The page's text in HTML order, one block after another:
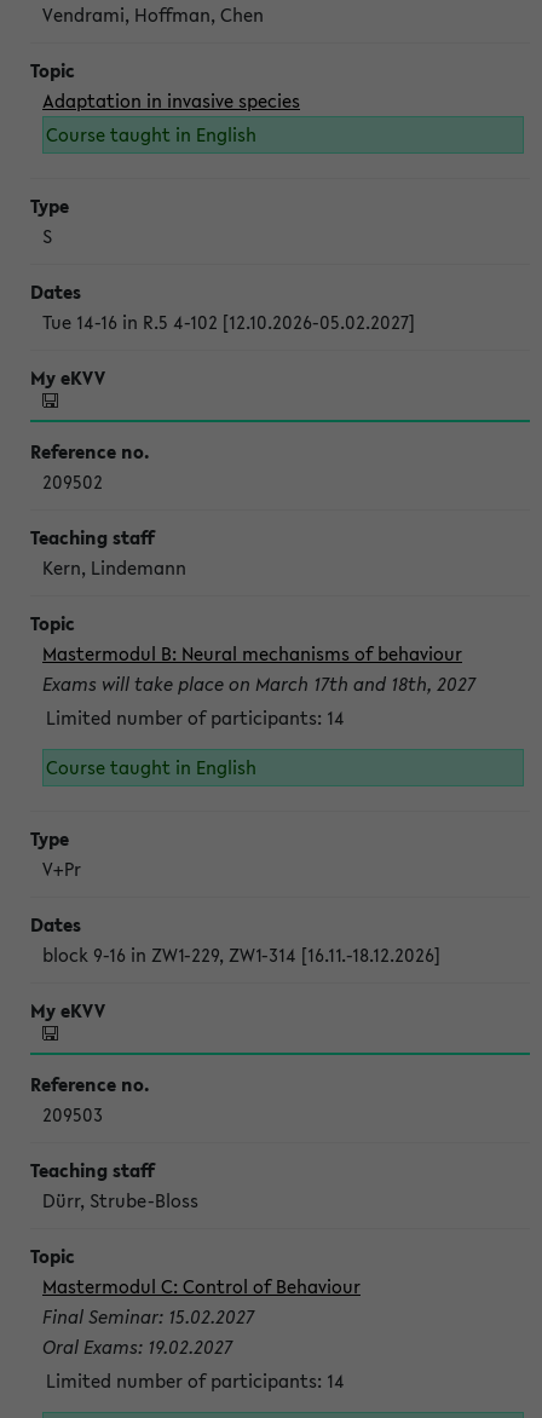
Vendrami, Hoffman, Chen
Adaptation in invasive species
Course taught in English
S
Tue 14-16 in R.5 4-102 [12.10.2026-05.02.2027]
209502
Kern, Lindemann
Mastermodul B: Neural mechanisms of behaviour
Exams will take place on March 17th and 18th, 2027
Limited number of participants: 14
Course taught in English
V+Pr
block 9-16 in ZW1-229, ZW1-314 [16.11.-18.12.2026]
209503
Dürr, Strube-Bloss
Mastermodul C: Control of Behaviour
Final Seminar: 15.02.2027
Oral Exams: 19.02.2027
Limited number of participants: 14